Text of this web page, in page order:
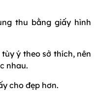
thu bằng giấy hình
ý theo sở thích, nên
nhau.
cho đẹp hơn.